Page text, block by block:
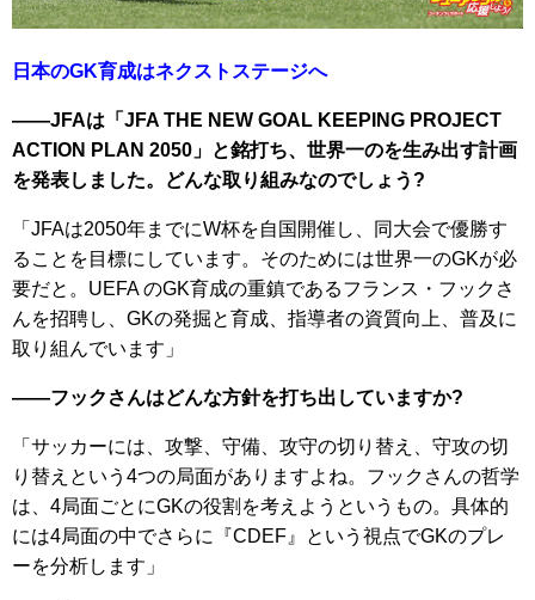
日本のGK育成はネクストステージへ
――JFAは「JFA THE NEW GOAL KEEPING PROJECT
ACTION PLAN 2050」と銘打ち、世界一のを生み出す計画
を発表しました。どんな取り組みなのでしょう?
「JFAは2050年までにW杯を自国開催し、同大会で優勝す
ることを目標にしています。そのためには世界一のGKが必
要だと。UEFA のGK育成の重鎮であるフランス・フックさ
んを招聘し、GKの発掘と育成、指導者の資質向上、普及に
取り組んでいます」
――フックさんはどんな方針を打ち出していますか?
「サッカーには、攻撃、守備、攻守の切り替え、守攻の切
り替えという4つの局面がありますよね。フックさんの哲学
は、4局面ごとにGKの役割を考えようというもの。具体的
には4局面の中でさらに『CDEF』という視点でGKのプレ
ーを分析します」